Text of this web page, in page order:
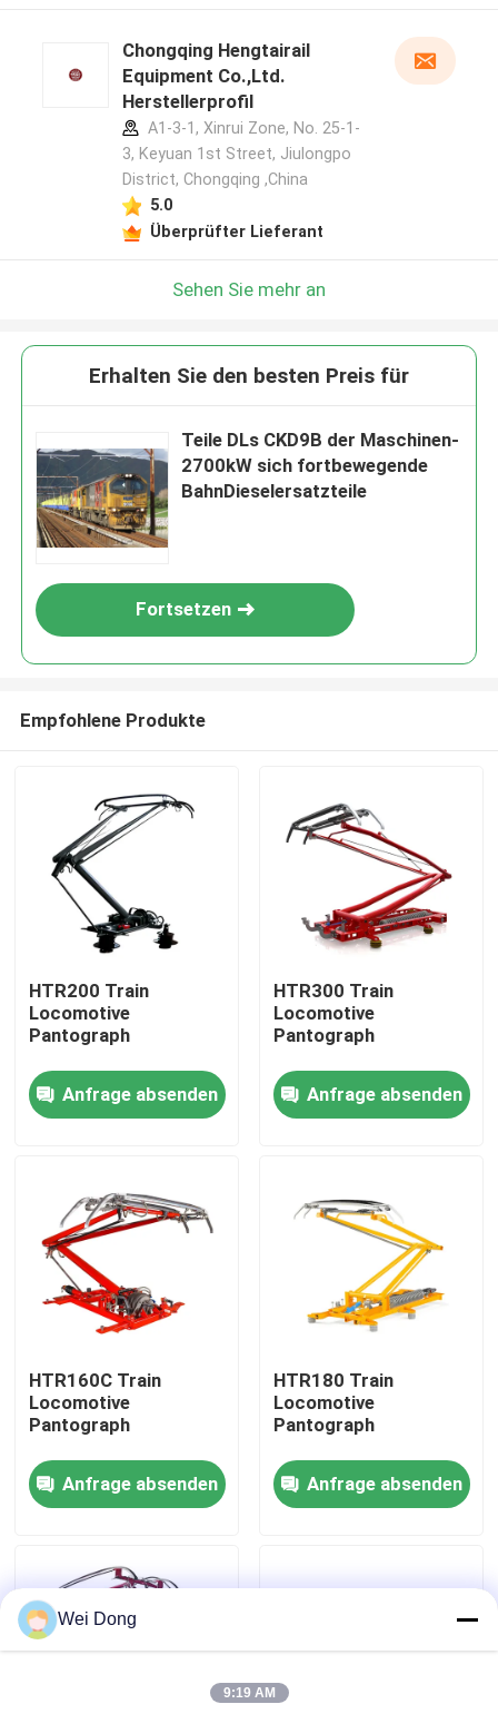
Zu Hause
Über uns
Werksbesichtigung
Kontakt mit uns
Neuigkeiten
Rechtssachen
Blog
Bitte um ein Angebot
Chongqing Hengtairail
Equipment Co.,Ltd.
Herstellerprofil
A1-3-1, Xinrui Zone, No. 25-1-
3, Keyuan 1st Street, Jiulongpo
District, Chongqing ,China
5.0
Überprüfter Lieferant
Sehen Sie mehr an
Erhalten Sie den besten Preis für
Teile DLs CKD9B der Maschinen-
2700kW sich fortbewegende
BahnDieselersatzteile
Fortsetzen
Empfohlene Produkte
HTR200 Train
Locomotive
Pantograph
Anfrage absenden
HTR300 Train
Locomotive
Pantograph
Anfrage absenden
HTR160C Train
Locomotive
Pantograph
Anfrage absenden
HTR180 Train
Locomotive
Pantograph
Anfrage absenden
Wei Dong
9:19 AM